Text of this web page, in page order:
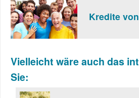
Kredite
Vielleicht wäre auch das
Sie: